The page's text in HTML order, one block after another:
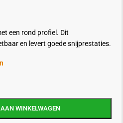
een rond profiel. Dit
en levert goede snijprestaties.
WINKELWAGEN